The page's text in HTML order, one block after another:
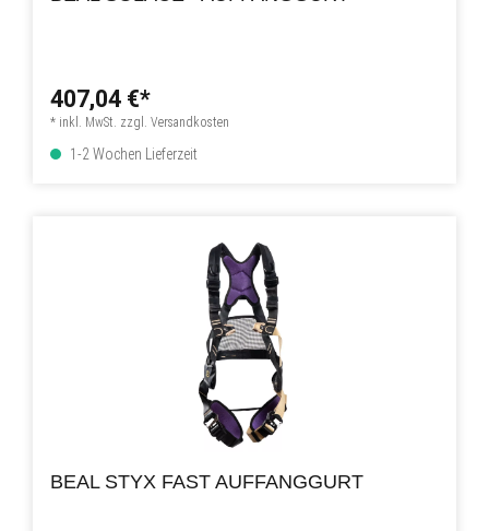
407,04 €*
* inkl. MwSt. zzgl. Versandkosten
1-2 Wochen Lieferzeit
BEAL STYX FAST AUFFANGGURT